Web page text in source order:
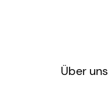
Über uns